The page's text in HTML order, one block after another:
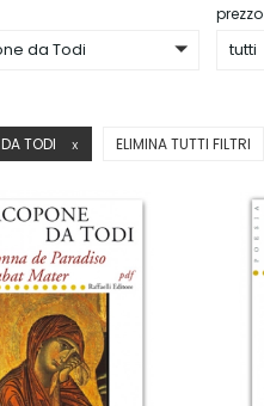
da Todi
prezzo
tutti
TODI X ELIMINA TUTTI FILTRI